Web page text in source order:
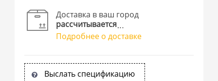
Доставка в ваш город
рассчитывается
Подробнее о доставке
Выслать спецификацию